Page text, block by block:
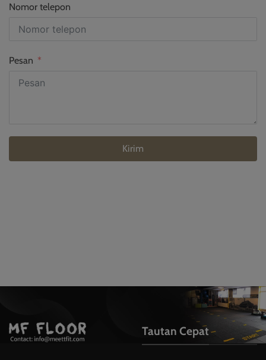
Nomor telepon
Pesan
Kirim
Tautan Cepat